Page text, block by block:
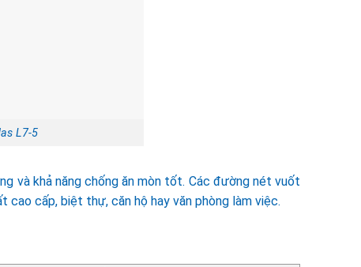
L7-5
và khả năng chống ăn mòn tốt. Các đường nét vuốt
cao cấp, biệt thự, căn hộ hay văn phòng làm việc.